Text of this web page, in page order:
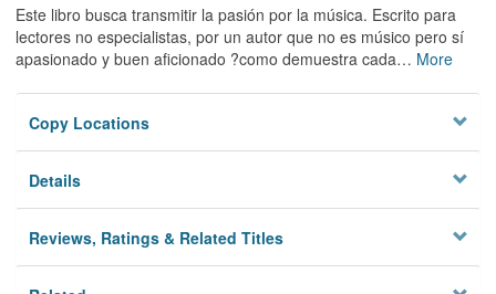
Este libro busca transmitir la pasión por la música. Escrito para
lectores no especialistas, por un autor que no es músico pero sí
apasionado y buen aficionado ?como demuestra cada… More
Copy Locations
Details
Reviews, Ratings & Related Titles